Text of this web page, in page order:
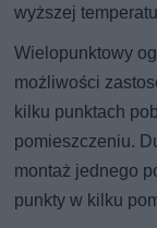
wyższej
Wielopunktowy
możliwości
kilku punktach
pomieszczeniu.
montaż jednego
punkty w kilku